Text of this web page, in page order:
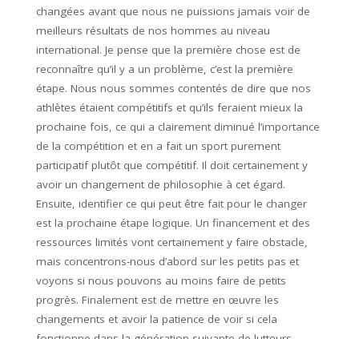
changées avant que nous ne puissions jamais voir de
meilleurs résultats de nos hommes au niveau
international. Je pense que la première chose est de
reconnaître qu’il y a un problème, c’est la première
étape. Nous nous sommes contentés de dire que nos
athlètes étaient compétitifs et qu’ils feraient mieux la
prochaine fois, ce qui a clairement diminué l’importance
de la compétition et en a fait un sport purement
participatif plutôt que compétitif. Il doit certainement y
avoir un changement de philosophie à cet égard.
Ensuite, identifier ce qui peut être fait pour le changer
est la prochaine étape logique. Un financement et des
ressources limités vont certainement y faire obstacle,
mais concentrons-nous d’abord sur les petits pas et
voyons si nous pouvons au moins faire de petits
progrès. Finalement est de mettre en œuvre les
changements et avoir la patience de voir si cela